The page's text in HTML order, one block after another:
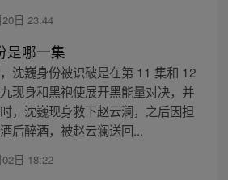
日 23:44
是哪一集
沈巍身份被识破是在第 11 集和 12
现身和黑袍使展开黑能量对决，并
，沈巍现身救下赵云澜，之后因担
后醉酒，被赵云澜送回...
日 18:22